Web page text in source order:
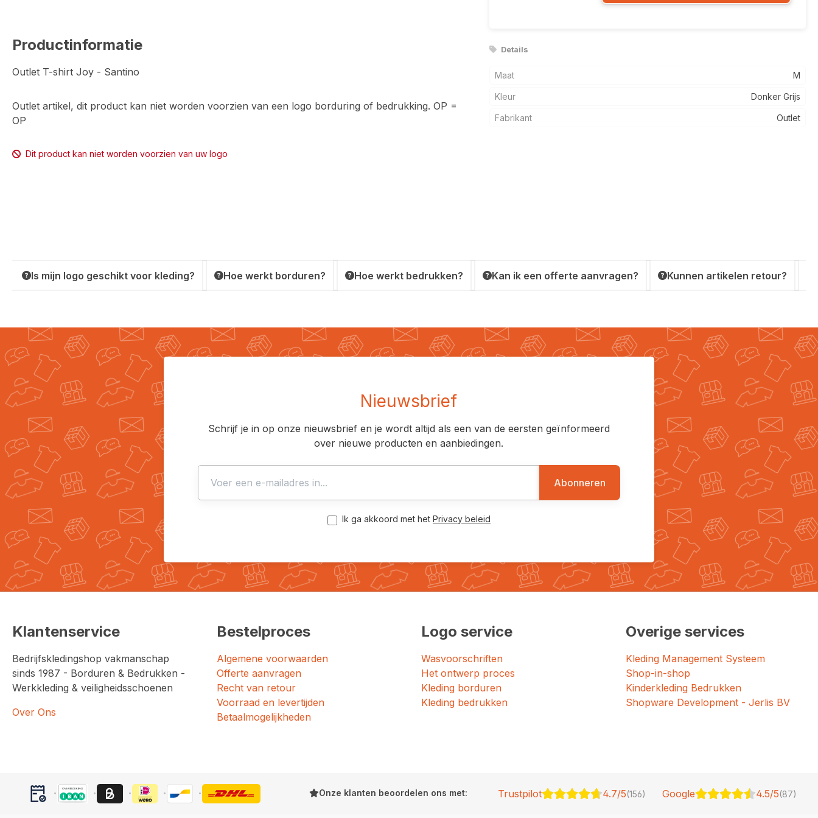
Productinformatie
Outlet T-shirt Joy - Santino
Outlet artikel, dit product kan niet worden voorzien van een logo borduring of bedrukking. OP =
OP
Dit product kan niet worden voorzien van uw logo
Details
Maat M
Kleur Donker Grijs
Fabrikant Outlet
Is mijn logo geschikt voor kleding? Hoe werkt borduren? Hoe werkt bedrukken? Kan ik een offerte aanvragen? Kunnen artikelen retour?
Nieuwsbrief
Schrijf je in op onze nieuwsbrief en je wordt altijd als een van de eersten geïnformeerd
over nieuwe producten en aanbiedingen.
Abonneren
Ik ga akkoord met het Privacy beleid
Klantenservice
Bedrijfskledingshop vakmanschap
sinds 1987 - Borduren & Bedrukken -
Werkkleding & veiligheidsschoenen
Over Ons
Bestelproces
Algemene voorwaarden
Offerte aanvragen
Recht van retour
Voorraad en levertijden
Betaalmogelijkheden
Logo service
Wasvoorschriften
Het ontwerp proces
Kleding borduren
Kleding bedrukken
Overige services
Kleding Management Systeem
Shop-in-shop
Kinderkleding Bedrukken
Shopware Development - Jerlis BV
Onze klanten beoordelen ons met: Trustpilot 4.7/5(156) Google 4.5/5(87)